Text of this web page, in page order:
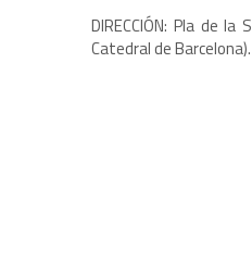
DIRECCIÓN: Pla de
Catedral de Barcelona).